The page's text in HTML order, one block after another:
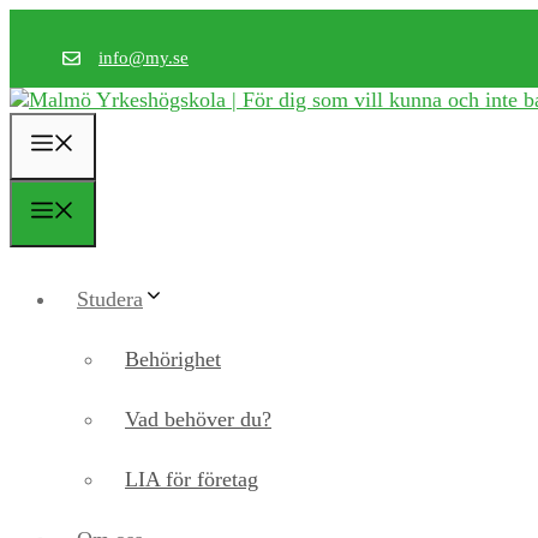
innehåll
info@my.se
Studera
Behörighet
Vad behöver du?
LIA för företag